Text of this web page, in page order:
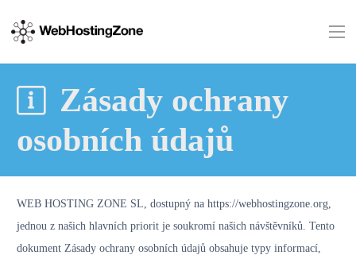
Zásady ochrany
osobních údajů
WEB HOSTING ZONE SL, dostupný na https://webhostingzone.org,
jednou z našich hlavních priorit je soukromí našich návštěvníků. Tento
dokument Zásady ochrany osobních údajů obsahuje typy informací,